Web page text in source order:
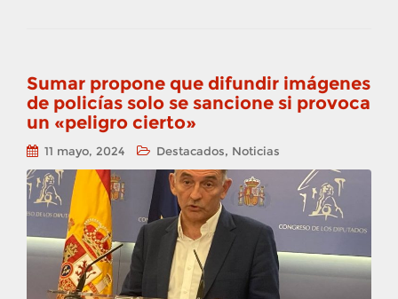
Sumar propone que difundir imágenes
de policías solo se sancione si provoca
un «peligro cierto»
11 mayo, 2024 Destacados, Noticias